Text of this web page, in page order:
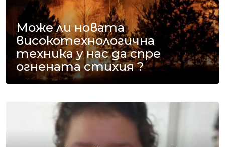
Може ли новата
високотехнологична
техника у нас да спре
огнената стихия ?